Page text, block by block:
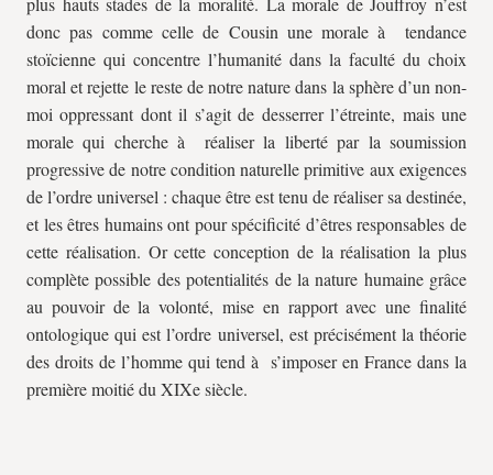
donc pas comme celle de Cousin une morale à tendance
stoïcienne qui concentre l’humanité dans la faculté du choix
moral et rejette le reste de notre nature dans la sphère d’un non-
moi oppressant dont il s’agit de desserrer l’étreinte, mais une
morale qui cherche à réaliser la liberté par la soumission
progressive de notre condition naturelle primitive aux exigences
de l’ordre universel : chaque être est tenu de réaliser sa destinée,
et les êtres humains ont pour spécificité d’êtres responsables de
cette réalisation. Or cette conception de la réalisation la plus
complète possible des potentialités de la nature humaine grâce
au pouvoir de la volonté, mise en rapport avec une finalité
ontologique qui est l’ordre universel, est précisément la théorie
des droits de l’homme qui tend à s’imposer en France dans la
première moitié du XIXe siècle.